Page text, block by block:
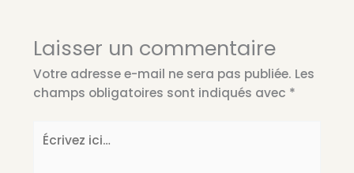
Laisser un commentaire
Votre adresse e-mail ne sera pas publiée. Les
champs obligatoires sont indiqués avec *
Écrivez
ici…